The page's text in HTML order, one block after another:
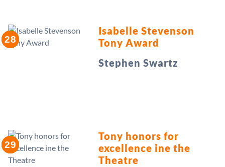
Isabelle Stevenson
Tony Award
Stephen Swartz
Tony honors for
excellence ine the
Theatre